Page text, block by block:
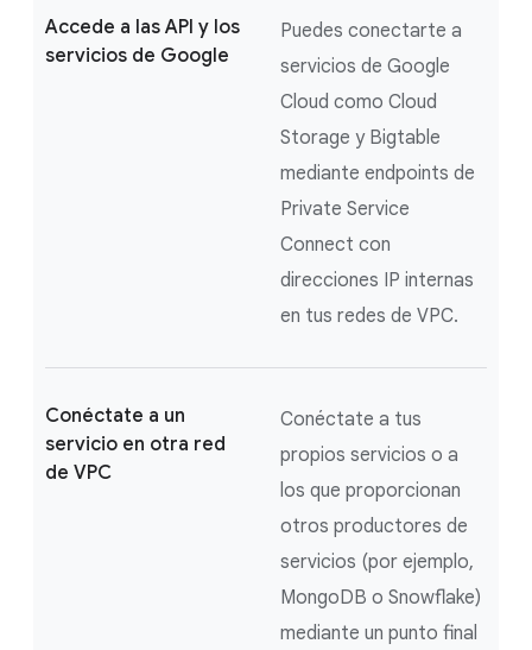
Accede a las API y los
servicios de Google
Puedes conectarte a
servicios de Google
Cloud como Cloud
Storage y Bigtable
mediante endpoints de
Private Service
Connect con
direcciones IP internas
en tus redes de VPC.
Conéctate a un
servicio en otra red
de VPC
Conéctate a tus
propios servicios o a
los que proporcionan
otros productores de
servicios (por ejemplo,
MongoDB o Snowflake)
mediante un punto final